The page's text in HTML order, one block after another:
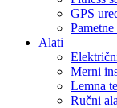
GPS
Alati
Merni
Lemna
Ručni